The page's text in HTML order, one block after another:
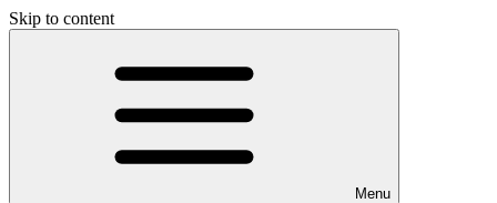
Skip to content
Menu